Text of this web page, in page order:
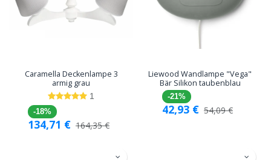
Caramella Deckenlampe 3
armig grau
1
-18%
134,71 € 164,35€
Liewood Wandlampe "Vega"
Bär Silikon taubenblau
-21%
42,93 € 54,09€